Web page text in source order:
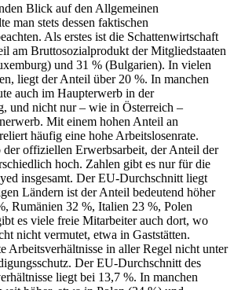
Blick auf den Allgemeinen
man stets dessen faktischen
Als erstes ist die Schattenwirtschaft
am Bruttosozialprodukt der Mitgliedstaaten
und 31 % (Bulgarien). In vielen
liegt der Anteil über 20 %. In manchen
auch im Haupterwerb in der
und nicht nur – wie in Österreich –
Mit einem hohen Anteil an
häufig eine hohe Arbeitslosenrate.
der offiziellen Erwerbsarbeit, der Anteil der
hoch. Zahlen gibt es nur für die
insgesamt. Der EU-Durchschnitt liegt
Ländern ist der Anteil bedeutend höher
Rumänien 32 %, Italien 23 %, Polen
es viele freie Mitarbeiter auch dort, wo
nicht vermutet, etwa in Gaststätten.
Arbeitsverhältnisse in aller Regel nicht unter
Der EU-Durchschnitt des
liegt bei 13,7 %. In manchen